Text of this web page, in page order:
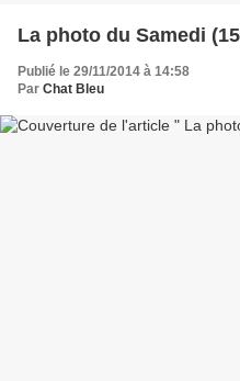
La photo du Samedi
Publié le 29/11/2014 à 14:58
Par Chat Bleu